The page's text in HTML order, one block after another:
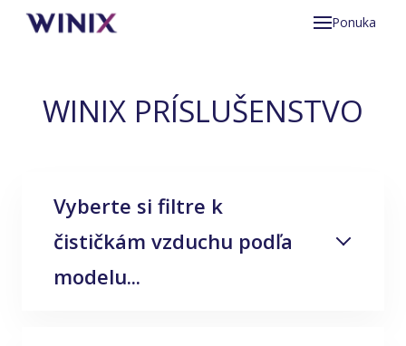
Ponuka
WINIX PRÍSLUŠENSTVO
Vyberte si filtre k
čističkám vzduchu podľa
modelu...